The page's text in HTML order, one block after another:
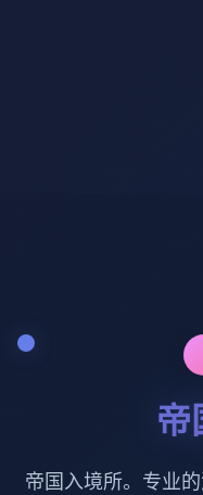
帝
帝国入境所。专业